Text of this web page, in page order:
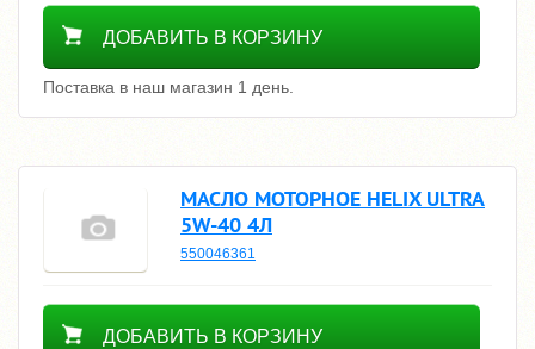
5200
ДОБАВИТЬ В КОРЗИНУ
Поставка в наш магазин 1 день.
МАСЛО МОТОРНОЕ HELIX ULTRA
5W-40 4Л
550046361
Уточнить цену
ДОБАВИТЬ В КОРЗИНУ